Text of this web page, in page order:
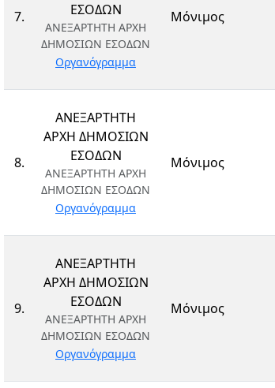
7.
ΕΣΟΔΩΝ
ΑΝΕΞΑΡΤΗΤΗ ΑΡΧΗ
ΔΗΜΟΣΙΩΝ ΕΣΟΔΩΝ
Οργανόγραμμα
Μόνιμος
8.
ΑΝΕΞΑΡΤΗΤΗ
ΑΡΧΗ ΔΗΜΟΣΙΩΝ
ΕΣΟΔΩΝ
ΑΝΕΞΑΡΤΗΤΗ ΑΡΧΗ
ΔΗΜΟΣΙΩΝ ΕΣΟΔΩΝ
Οργανόγραμμα
Μόνιμος
9.
ΑΝΕΞΑΡΤΗΤΗ
ΑΡΧΗ ΔΗΜΟΣΙΩΝ
ΕΣΟΔΩΝ
ΑΝΕΞΑΡΤΗΤΗ ΑΡΧΗ
ΔΗΜΟΣΙΩΝ ΕΣΟΔΩΝ
Οργανόγραμμα
Μόνιμος